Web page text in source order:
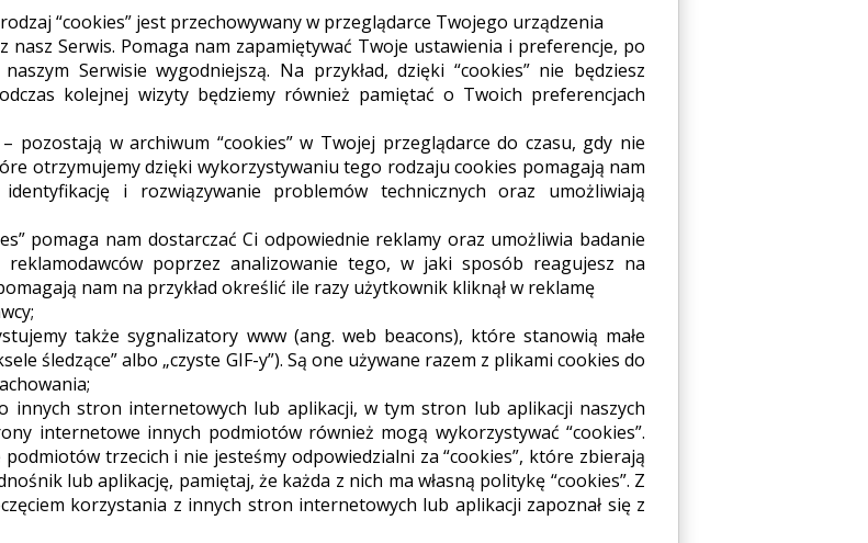
“cookies” jest przechowywany w przeglądarce Twojego urządzenia
nasz Serwis. Pomaga nam zapamiętywać Twoje ustawienia i preferencje, po
Serwisie wygodniejszą. Na przykład, dzięki “cookies” nie będziesz
kolejnej wizyty będziemy również pamiętać o Twoich preferencjach
pozostają w archiwum “cookies” w Twojej przeglądarce do czasu, gdy nie
otrzymujemy dzięki wykorzystywaniu tego rodzaju cookies pomagają nam
i rozwiązywanie problemów technicznych oraz umożliwiają
pomaga nam dostarczać Ci odpowiednie reklamy oraz umożliwia badanie
poprzez analizowanie tego, w jaki sposób reagujesz na
nam na przykład określić ile razy użytkownik kliknął w reklamę
także sygnalizatory www (ang. web beacons), które stanowią małe
śledzące” albo „czyste GIF-y”). Są one używane razem z plikami cookies do
innych stron internetowych lub aplikacji, w tym stron lub aplikacji naszych
internetowe innych podmiotów również mogą wykorzystywać “cookies”.
trzecich i nie jesteśmy odpowiedzialni za “cookies”, które zbierają
lub aplikację, pamiętaj, że każda z nich ma własną politykę “cookies”. Z
korzystania z innych stron internetowych lub aplikacji zapoznał się z